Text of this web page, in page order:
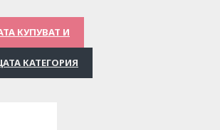
КУПУВАТ И
КАТЕГОРИЯ